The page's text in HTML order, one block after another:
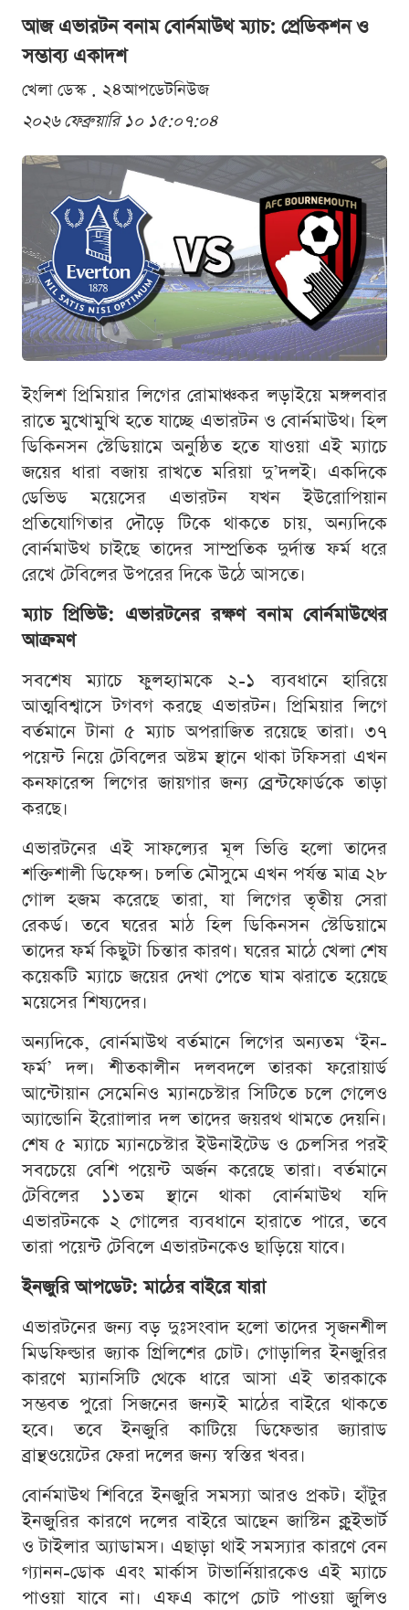
আজ এভারটন বনাম বোর্নমাউথ ম্যাচ: প্রেডিকশন ও
সম্ভাব্য একাদশ
খেলা ডেস্ক . ২৪আপডেটনিউজ
২০২৬ ফেব্রুয়ারি ১০ ১৫:০৭:০৪
ইংলিশ প্রিমিয়ার লিগের রোমাঞ্চকর লড়াইয়ে মঙ্গলবার
রাতে মুখোমুখি হতে যাচ্ছে এভারটন ও বোর্নমাউথ। হিল
ডিকিনসন স্টেডিয়ামে অনুষ্ঠিত হতে যাওয়া এই ম্যাচে
জয়ের ধারা বজায় রাখতে মরিয়া দু’দলই। একদিকে
ডেভিড ময়েসের এভারটন যখন ইউরোপিয়ান
প্রতিযোগিতার দৌড়ে টিকে থাকতে চায়, অন্যদিকে
বোর্নমাউথ চাইছে তাদের সাম্প্রতিক দুর্দান্ত ফর্ম ধরে
রেখে টেবিলের উপরের দিকে উঠে আসতে।
ম্যাচ প্রিভিউ: এভারটনের রক্ষণ বনাম বোর্নমাউথের
আক্রমণ
সবশেষ ম্যাচে ফুলহ্যামকে ২-১ ব্যবধানে হারিয়ে
আত্মবিশ্বাসে টগবগ করছে এভারটন। প্রিমিয়ার লিগে
বর্তমানে টানা ৫ ম্যাচ অপরাজিত রয়েছে তারা। ৩৭
পয়েন্ট নিয়ে টেবিলের অষ্টম স্থানে থাকা টফিসরা এখন
কনফারেন্স লিগের জায়গার জন্য ব্রেন্টফোর্ডকে তাড়া
করছে।
এভারটনের এই সাফল্যের মূল ভিত্তি হলো তাদের
শক্তিশালী ডিফেন্স। চলতি মৌসুমে এখন পর্যন্ত মাত্র ২৮
গোল হজম করেছে তারা, যা লিগের তৃতীয় সেরা
রেকর্ড। তবে ঘরের মাঠ হিল ডিকিনসন স্টেডিয়ামে
তাদের ফর্ম কিছুটা চিন্তার কারণ। ঘরের মাঠে খেলা শেষ
কয়েকটি ম্যাচে জয়ের দেখা পেতে ঘাম ঝরাতে হয়েছে
ময়েসের শিষ্যদের।
অন্যদিকে, বোর্নমাউথ বর্তমানে লিগের অন্যতম ‘ইন-
ফর্ম’ দল। শীতকালীন দলবদলে তারকা ফরোয়ার্ড
আন্টোয়ান সেমেনিও ম্যানচেস্টার সিটিতে চলে গেলেও
অ্যান্ডোনি ইরাোলার দল তাদের জয়রথ থামতে দেয়নি।
শেষ ৫ ম্যাচে ম্যানচেস্টার ইউনাইটেড ও চেলসির পরই
সবচেয়ে বেশি পয়েন্ট অর্জন করেছে তারা। বর্তমানে
টেবিলের ১১তম স্থানে থাকা বোর্নমাউথ যদি
এভারটনকে ২ গোলের ব্যবধানে হারাতে পারে, তবে
তারা পয়েন্ট টেবিলে এভারটনকেও ছাড়িয়ে যাবে।
ইনজুরি আপডেট: মাঠের বাইরে যারা
এভারটনের জন্য বড় দুঃসংবাদ হলো তাদের সৃজনশীল
মিডফিল্ডার জ্যাক গ্রিলিশের চোট। গোড়ালির ইনজুরির
কারণে ম্যানসিটি থেকে ধারে আসা এই তারকাকে
সম্ভবত পুরো সিজনের জন্যই মাঠের বাইরে থাকতে
হবে। তবে ইনজুরি কাটিয়ে ডিফেন্ডার জ্যারাড
ব্রান্থওয়েটের ফেরা দলের জন্য স্বস্তির খবর।
বোর্নমাউথ শিবিরে ইনজুরি সমস্যা আরও প্রকট। হাঁটুর
ইনজুরির কারণে দলের বাইরে আছেন জাস্টিন ক্লুইভার্ট
ও টাইলার অ্যাডামস। এছাড়া থাই সমস্যার কারণে বেন
গ্যানন-ডোক এবং মার্কাস টাভার্নিয়ারকেও এই ম্যাচে
পাওয়া যাবে না। এফএ কাপে চোট পাওয়া জুলিও